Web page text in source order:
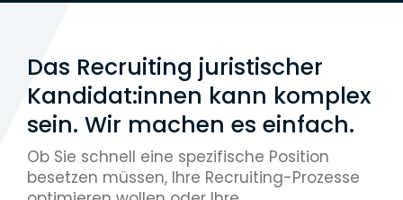
Das Recruiting juristischer
Kandidat:innen kann komplex
sein. Wir machen es einfach.
Ob Sie schnell eine spezifische Position
besetzen müssen, Ihre Recruiting-Prozesse